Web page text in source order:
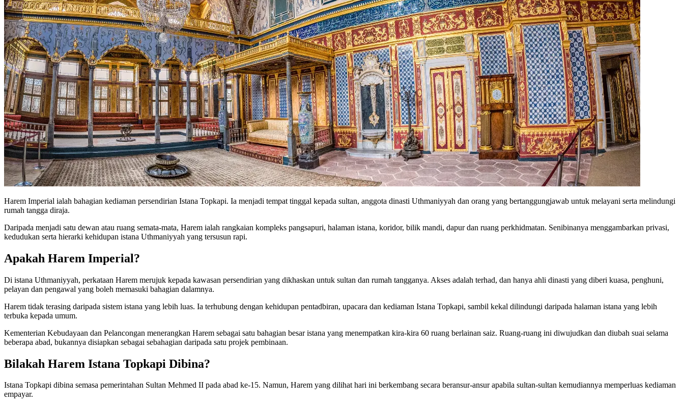
Harem Imperial ialah bahagian kediaman persendirian Istana Topkapi. Ia menjadi tempat tinggal kepada sultan, anggota dinasti Uthmaniyyah dan orang yang bertanggungjawab untuk melayani serta melindungi
rumah tangga diraja.
Daripada menjadi satu dewan atau ruang semata-mata, Harem ialah rangkaian kompleks pangsapuri, halaman istana, koridor, bilik mandi, dapur dan ruang perkhidmatan. Senibinanya menggambarkan privasi,
kedudukan serta hierarki kehidupan istana Uthmaniyyah yang tersusun rapi.
Apakah Harem Imperial?
Di istana Uthmaniyyah, perkataan Harem merujuk kepada kawasan persendirian yang dikhaskan untuk sultan dan rumah tangganya. Akses adalah terhad, dan hanya ahli dinasti yang diberi kuasa, penghuni,
pelayan dan pengawal yang boleh memasuki bahagian dalamnya.
Harem tidak terasing daripada sistem istana yang lebih luas. Ia terhubung dengan kehidupan pentadbiran, upacara dan kediaman Istana Topkapi, sambil kekal dilindungi daripada halaman istana yang lebih
terbuka kepada umum.
Kementerian Kebudayaan dan Pelancongan menerangkan Harem sebagai satu bahagian besar istana yang menempatkan kira-kira 60 ruang berlainan saiz. Ruang-ruang ini diwujudkan dan diubah suai selama
beberapa abad, bukannya disiapkan sebagai sebahagian daripada satu projek pembinaan.
Bilakah Harem Istana Topkapi Dibina?
Istana Topkapi dibina semasa pemerintahan Sultan Mehmed II pada abad ke-15. Namun, Harem yang dilihat hari ini berkembang secara beransur-ansur apabila sultan-sultan kemudiannya memperluas kediaman
empayar.